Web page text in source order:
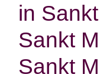
in
Sankt
Sankt